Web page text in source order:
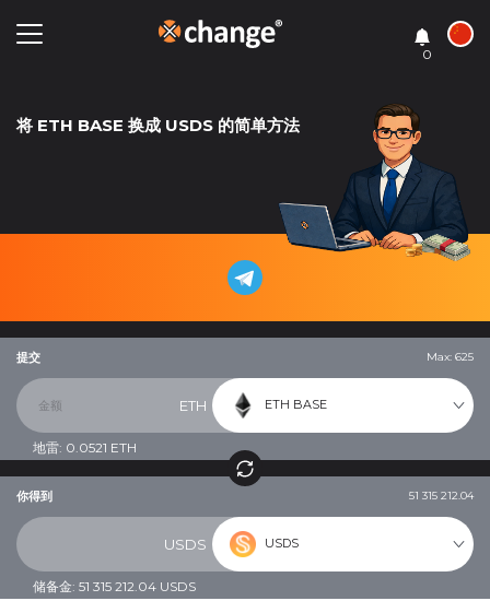
0
将 ETH BASE 换成 USDS 的简单方法
提交 Max: 625
ETH ETH BASE
地雷: 0.0521 ETH
你得到 51 315 212.04
USDS USDS
储备金: 51 315 212.04 USDS